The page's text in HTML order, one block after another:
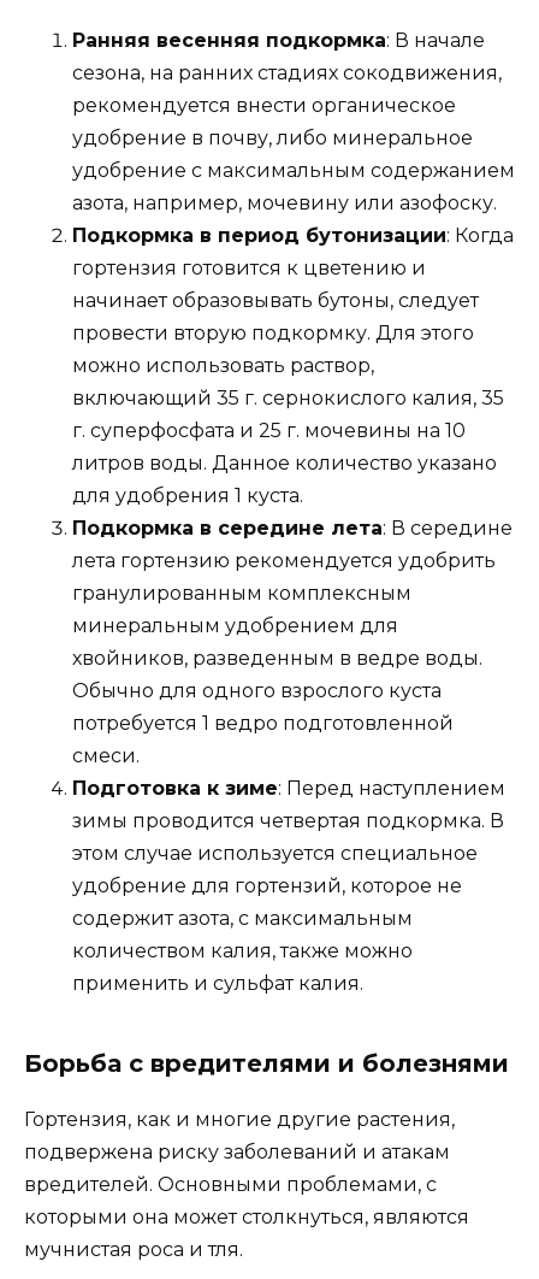
Ранняя весенняя подкормка: В начале
сезона, на ранних стадиях сокодвижения,
рекомендуется внести органическое
удобрение в почву, либо минеральное
удобрение с максимальным содержанием
азота, например, мочевину или азофоску.
Подкормка в период бутонизации: Когда
гортензия готовится к цветению и
начинает образовывать бутоны, следует
провести вторую подкормку. Для этого
можно использовать раствор,
включающий 35 г. сернокислого калия, 35
г. суперфосфата и 25 г. мочевины на 10
литров воды. Данное количество указано
для удобрения 1 куста.
Подкормка в середине лета: В середине
лета гортензию рекомендуется удобрить
гранулированным комплексным
минеральным удобрением для
хвойников, разведенным в ведре воды.
Обычно для одного взрослого куста
потребуется 1 ведро подготовленной
смеси.
Подготовка к зиме: Перед наступлением
зимы проводится четвертая подкормка. В
этом случае используется специальное
удобрение для гортензий, которое не
содержит азота, с максимальным
количеством калия, также можно
применить и сульфат калия.
Борьба с вредителями и болезнями
Гортензия, как и многие другие растения,
подвержена риску заболеваний и атакам
вредителей. Основными проблемами, с
которыми она может столкнуться, являются
мучнистая роса и тля.